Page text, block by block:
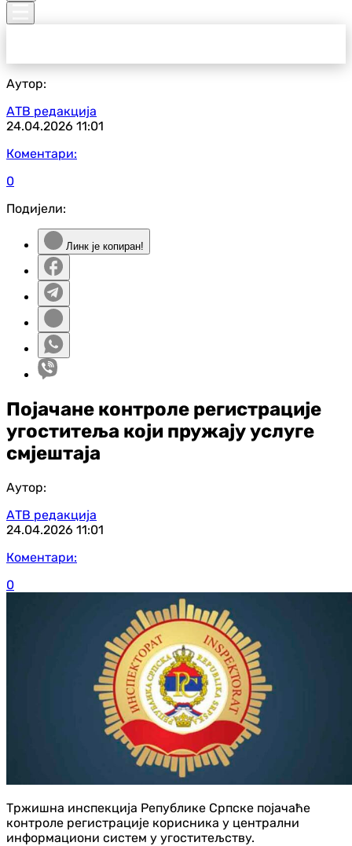
Аутор:
АТВ редакција
24.04.2026 11:01
Коментари:
0
Подијели:
Линк је копиран!
Појачане контроле регистрације
угоститеља који пружају услуге
смјештаја
Аутор:
АТВ редакција
24.04.2026 11:01
Коментари:
0
Тржишна инспекција Републике Српске појачаће
контроле регистрације корисника у централни
информациони систем у угоститељству.